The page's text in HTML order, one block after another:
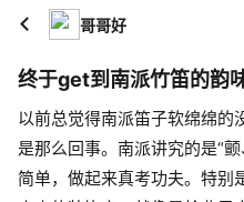
哥哥好
终于get到南派竹笛的韵
以前总觉得南派笛子软绵绵的
是那么回事。南派讲究的是“
简单，做起来真考功夫。特别